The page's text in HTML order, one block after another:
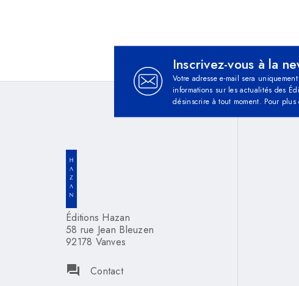
Inscrivez-vous à la
Votre adresse e-mail sera
informations sur les actualités des
désinscrire à tout moment. Pour
Éditions Hazan
58 rue Jean Bleuzen
92178 Vanves
question_answer Contact